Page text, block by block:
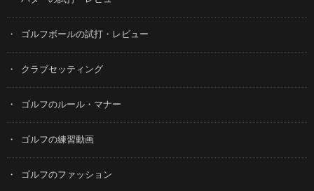
ゴルフボールの試打・レビュー
クラブセッティング
ゴルフのルール・マナー
ゴルフの練習動画
ゴルフのファッション